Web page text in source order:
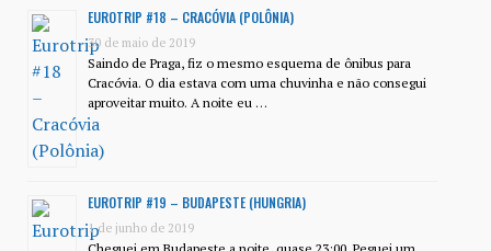
EUROTRIP #18 – CRACÓVIA (POLÔNIA)
30 de maio de 2019
Saindo de Praga, fiz o mesmo esquema de ônibus para
Cracóvia. O dia estava com uma chuvinha e não consegui
aproveitar muito. A noite eu …
EUROTRIP #19 – BUDAPESTE (HUNGRIA)
1 de junho de 2019